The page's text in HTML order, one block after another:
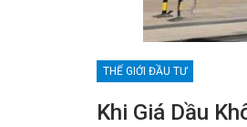
THẾ GIỚI ĐẦU TƯ
Khi Giá Dầu